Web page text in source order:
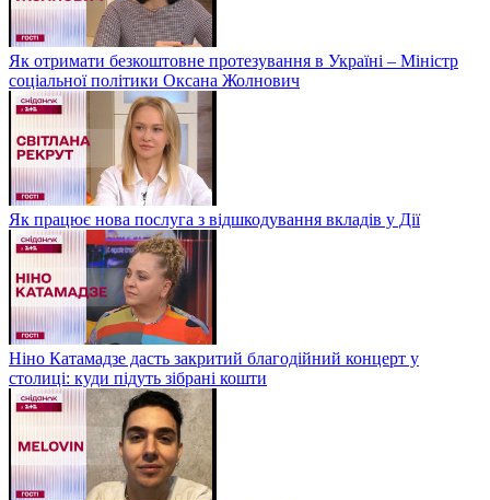
Як отримати безкоштовне протезування в Україні – Міністр
соціальної політики Оксана Жолнович
Як працює нова послуга з відшкодування вкладів у Дії
Ніно Катамадзе дасть закритий благодійний концерт у
столиці: куди підуть зібрані кошти